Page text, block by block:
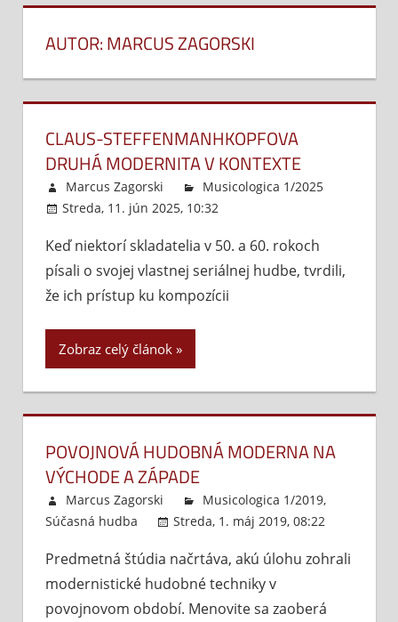
AUTOR: MARCUS ZAGORSKI
CLAUS-STEFFENMANHKOPFOVA
DRUHÁ MODERNITA V KONTEXTE
Marcus Zagorski
Musicologica 1/2025
Streda, 11. jún 2025, 10:32
Keď niektorí skladatelia v 50. a 60. rokoch
písali o svojej vlastnej seriálnej hudbe, tvrdili,
že ich prístup ku kompozícii
Zobraz celý článok
POVOJNOVÁ HUDOBNÁ MODERNA NA
VÝCHODE A ZÁPADE
Marcus Zagorski Musicologica 1/2019,
Súčasná hudba
Streda, 1. máj 2019, 08:22
vypnuté
Predmetná štúdia načrtáva, akú úlohu zohrali
modernistické hudobné techniky v
povojnovom období. Menovite sa zaoberá